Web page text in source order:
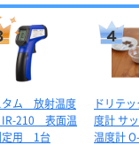
タム 放射温度
210 表面温
定用 1台
ドリテ
度計 サ
温度計